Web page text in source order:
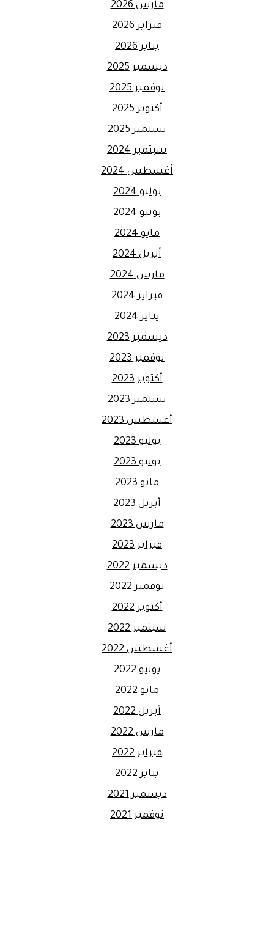
مارس 2026
فبراير 2026
يناير 2026
ديسمبر 2025
نوفمبر 2025
أكتوبر 2025
سبتمبر 2025
سبتمبر 2024
أغسطس 2024
يوليو 2024
يونيو 2024
مايو 2024
أبريل 2024
مارس 2024
فبراير 2024
يناير 2024
ديسمبر 2023
نوفمبر 2023
أكتوبر 2023
سبتمبر 2023
أغسطس 2023
يوليو 2023
يونيو 2023
مايو 2023
أبريل 2023
مارس 2023
فبراير 2023
ديسمبر 2022
نوفمبر 2022
أكتوبر 2022
سبتمبر 2022
أغسطس 2022
يونيو 2022
مايو 2022
أبريل 2022
مارس 2022
فبراير 2022
يناير 2022
ديسمبر 2021
نوفمبر 2021